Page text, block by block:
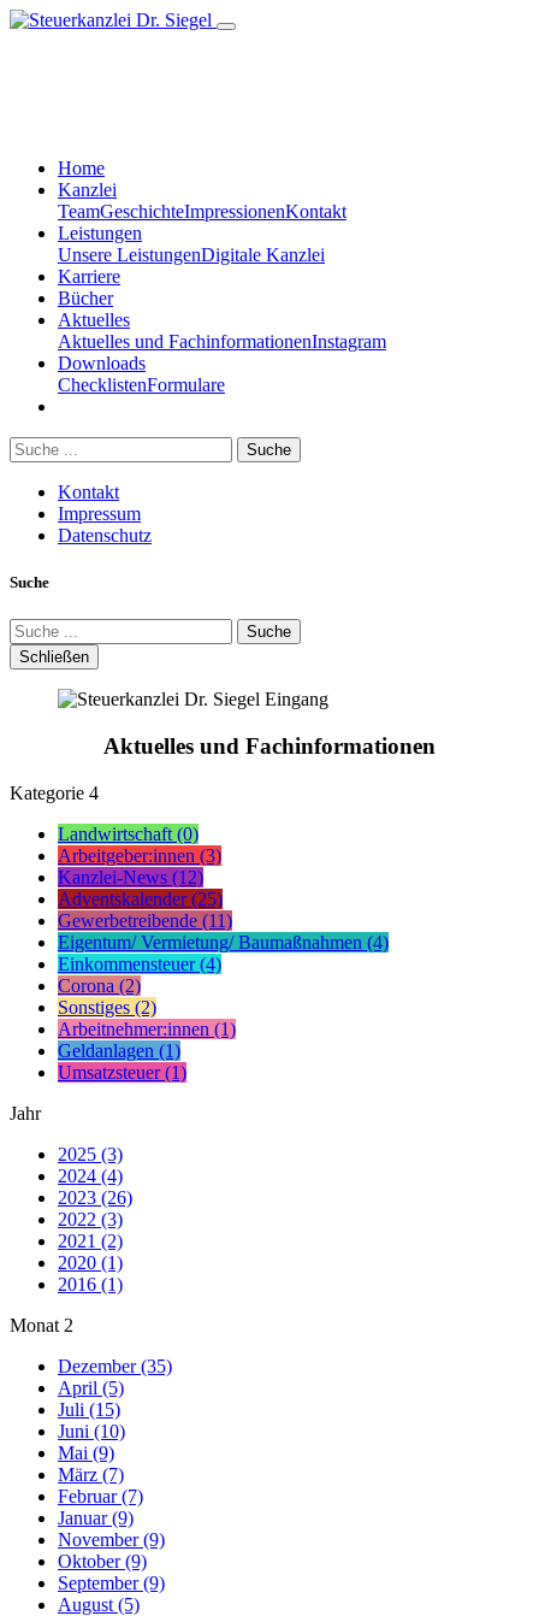
Home
Kanzlei
TeamGeschichteImpressionenKontakt
Leistungen
Unsere LeistungenDigitale Kanzlei
Karriere
Bücher
Aktuelles
Aktuelles und FachinformationenInstagram
Downloads
ChecklistenFormulare
Suche
Kontakt
Impressum
Datenschutz
Suche
Suche
Schließen
Aktuelles und Fachinformationen
Kategorie 4
Landwirtschaft (0)
Arbeitgeber:innen (3)
Kanzlei-News (12)
Adventskalender (25)
Gewerbetreibende (11)
Eigentum/ Vermietung/ Baumaßnahmen (4)
Einkommensteuer (4)
Corona (2)
Sonstiges (2)
Arbeitnehmer:innen (1)
Geldanlagen (1)
Umsatzsteuer (1)
Jahr
2025 (3)
2024 (4)
2023 (26)
2022 (3)
2021 (2)
2020 (1)
2016 (1)
Monat 2
Dezember (35)
April (5)
Juli (15)
Juni (10)
Mai (9)
März (7)
Februar (7)
Januar (9)
November (9)
Oktober (9)
September (9)
August (5)